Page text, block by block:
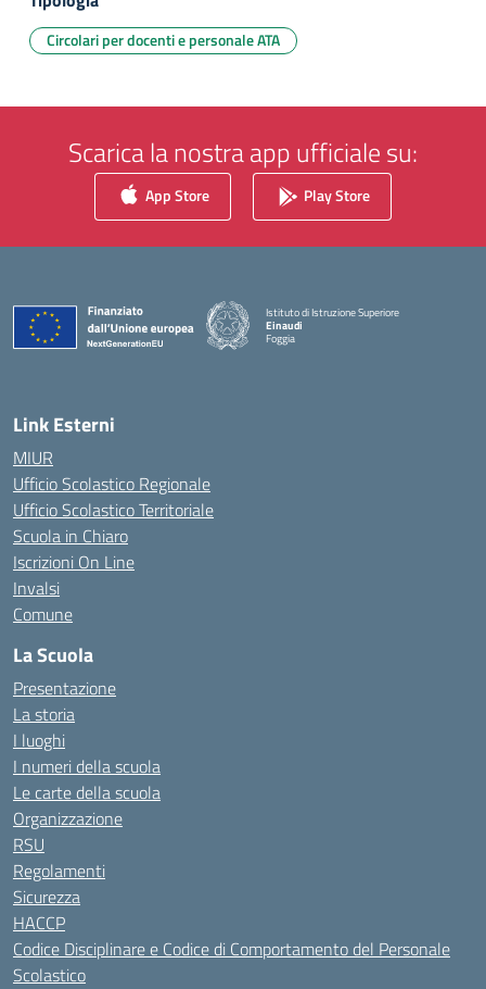
Circolari per docenti e personale ATA
Scarica la nostra app ufficiale su:
App Store Play Store
Istituto di Istruzione Superiore
Einaudi
Foggia
— Visita la pagina iniziale della scuola
Link Esterni
MIUR
Ufficio Scolastico Regionale
Ufficio Scolastico Territoriale
Scuola in Chiaro
Iscrizioni On Line
Invalsi
Comune
La Scuola
Presentazione
La storia
I luoghi
I numeri della scuola
Le carte della scuola
Organizzazione
RSU
Regolamenti
Sicurezza
HACCP
Codice Disciplinare e Codice di Comportamento del Personale
Scolastico